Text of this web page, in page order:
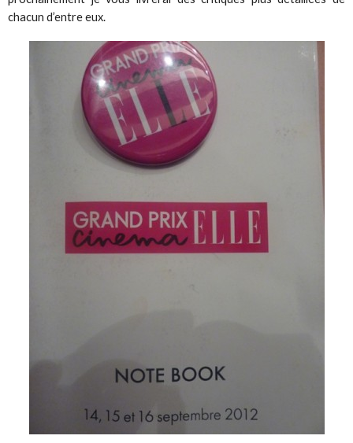
chacun d’entre eux.